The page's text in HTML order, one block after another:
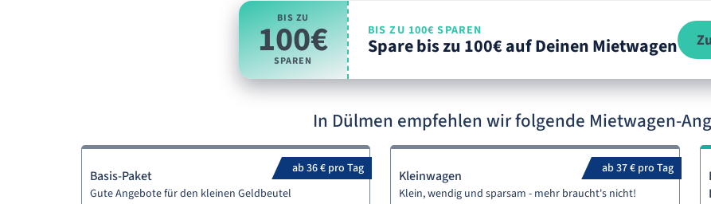
BIS ZU
100€
SPAREN
BIS ZU 100€ SPAREN
Spare bis zu 100€ auf Deinen Mietwagen
In Dülmen empfehlen wir folgende Mietwagen-
ab 36 € pro Tag
Basis-Paket
Gute Angebote für den kleinen Geldbeutel
ab 37 € pro Tag
Kleinwagen
Klein, wendig und sparsam - mehr braucht's nicht!